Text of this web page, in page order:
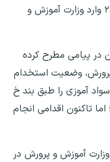
آموزی می‌توانند از طریق آزمون ماده ۲۸ وارد وزارت آموزش و
در پیامی مطرح کرده
وضعیت استخدام
آموزی را طبق بند خ
۱۴۰۳ اجرا کند؛ اما تاکنون اقدامی انجام
آموزش و پرورش در